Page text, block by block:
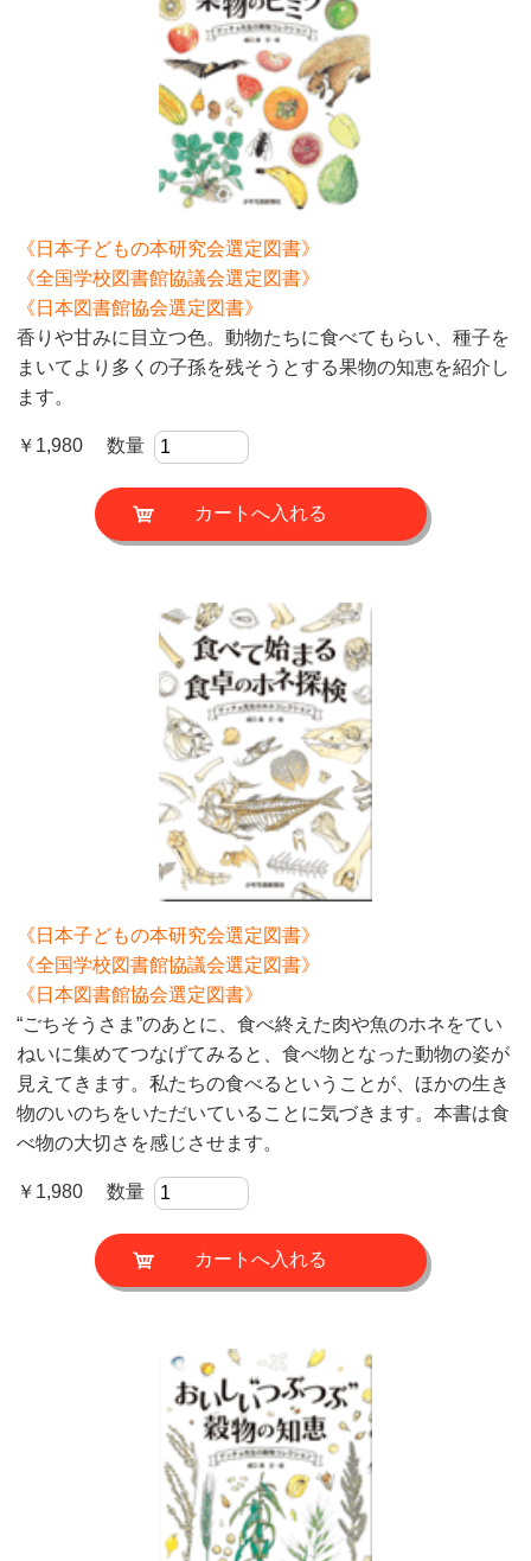
《日本子どもの本研究会選定図書》
《全国学校図書館協議会選定図書》
《日本図書館協会選定図書》
香りや甘みに目立つ色。動物たちに食べてもらい、種子を
まいてより多くの子孫を残そうとする果物の知恵を紹介し
ます。
￥1,980 数量
《日本子どもの本研究会選定図書》
《全国学校図書館協議会選定図書》
《日本図書館協会選定図書》
“ごちそうさま”のあとに、食べ終えた肉や魚のホネをてい
ねいに集めてつなげてみると、食べ物となった動物の姿が
見えてきます。私たちの食べるということが、ほかの生き
物のいのちをいただいていることに気づきます。本書は食
べ物の大切さを感じさせます。
￥1,980 数量